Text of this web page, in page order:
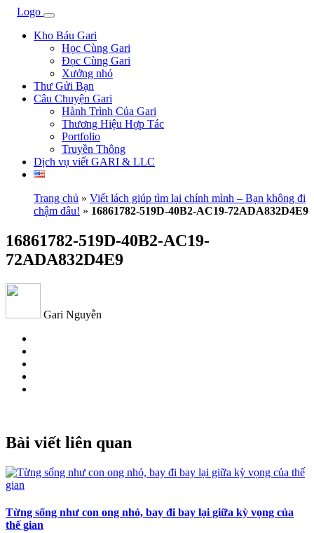
Kho Báu Gari
Học Cùng Gari
Đọc Cùng Gari
Xưởng nhỏ
Thư Gửi Bạn
Câu Chuyện Gari
Hành Trình Của Gari
Thương Hiệu Hợp Tác
Portfolio
Truyền Thông
Dịch vụ viết GARI & LLC
Trang chủ » Viết lách giúp tìm lại chính mình – Bạn không đi
chậm đâu! » 16861782-519D-40B2-AC19-72ADA832D4E9
16861782-519D-40B2-AC19-
72ADA832D4E9
Gari Nguyễn
Bài viết liên quan
Từng sống như con ong nhỏ, bay đi bay lại giữa kỳ vọng của
thế gian